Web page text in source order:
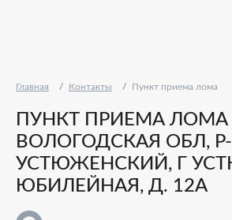
Главная Контакты Пункт приема лома
ПУНКТ ПРИЕМА ЛОМА
ВОЛОГОДСКАЯ ОБЛ,
УСТЮЖЕНСКИЙ, Г
ЮБИЛЕЙНАЯ, Д. 12А